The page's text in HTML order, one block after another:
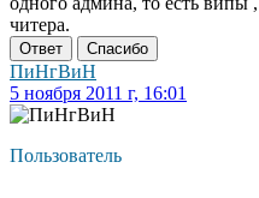
читера.
Ответ Спасибо
ПиНгВиН
5 ноября 2011 г, 16:01
Пользователь